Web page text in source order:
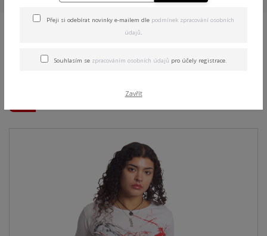
Urban Crew Neck T-Shirt white 3XL
Angel Urban Crew Neck T-
Přeji si odebírat novinky e-mailem dle podmínek zpracování osobních
údajů.
Souhlasím se zpracováním osobních údajů pro účely registrace.
Zavřít